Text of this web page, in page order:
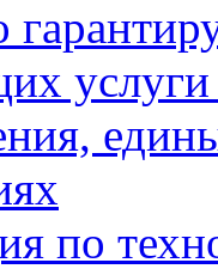
по